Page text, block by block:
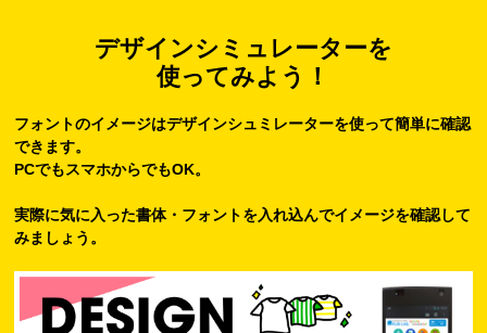
デザインシミュレーターを
使ってみよう！
フォントのイメージはデザインシュミレーターを使って簡単に確認
できます。
PCでもスマホからでもOK。
実際に気に入った書体・フォントを入れ込んでイメージを確認して
みましょう。